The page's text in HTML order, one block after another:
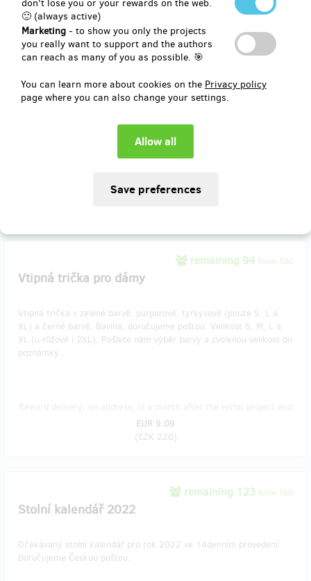
don't lose you or your rewards on the web.
🙂 (always active)
Marketing - to show you only the projects
you really want to support and the authors
can reach as many of you as possible. 🎯
You can learn more about cookies on the Privacy policy
page where you can also change your settings.
remaining 24from 30
EUR 8.68
remaining 94 from 100
Vtipná trička pro dámy
Vtipná trička v zelené barvě, purpurové, tyrkysové (pouze S, L a
XL) a černé barvě. Bavlna, doručujeme poštou. Velikost S, M, L a
XL (u růžové i 2XL). Pošlete nám výběr barvy a zvolenou velikost do
poznámky.
EUR 9.09
(CZK 220)
remaining 123 from 150
Stolní kalendář 2022
Očekávaný stolní kalendář pro rok 2022 ve 14denním provedení.
Doručujeme Českou poštou.